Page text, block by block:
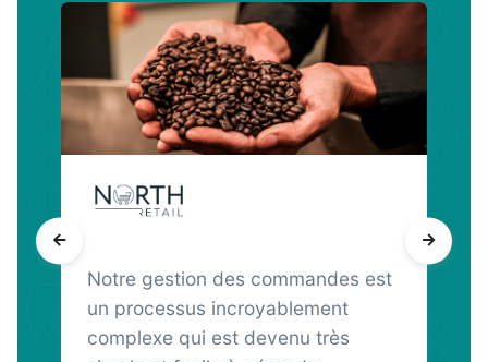
Notre gestion des commandes est
un processus incroyablement
complexe qui est devenu très